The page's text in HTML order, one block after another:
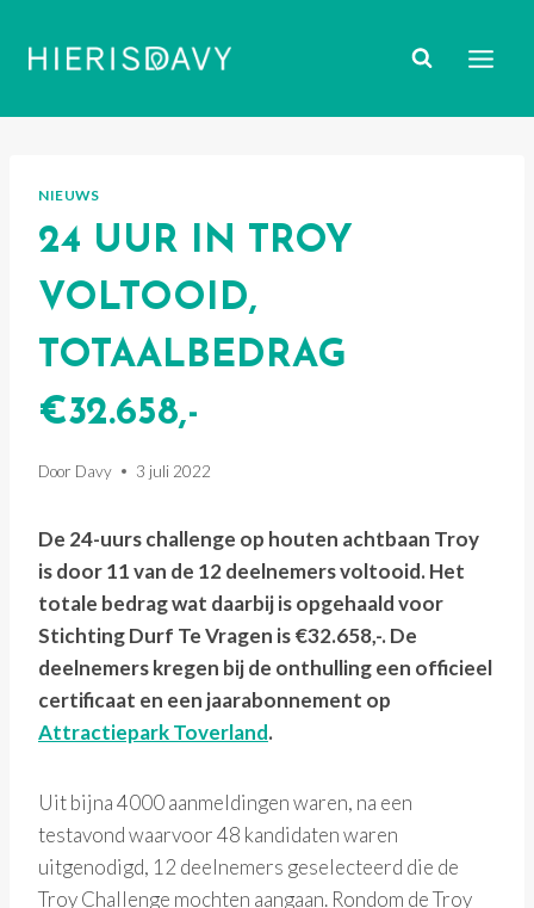
naar
NIEUWS
24 UUR IN TROY
VOLTOOID,
TOTAALBEDRAG
€32.658,-
Door Davy 3 juli 2022
De 24-uurs challenge op houten achtbaan Troy
is door 11 van de 12 deelnemers voltooid. Het
totale bedrag wat daarbij is opgehaald voor
Stichting Durf Te Vragen is €32.658,-. De
deelnemers kregen bij de onthulling een officieel
certificaat en een jaarabonnement op
Attractiepark Toverland.
Uit bijna 4000 aanmeldingen waren, na een
testavond waarvoor 48 kandidaten waren
uitgenodigd, 12 deelnemers geselecteerd die de
Troy Challenge mochten aangaan. Rondom de Troy